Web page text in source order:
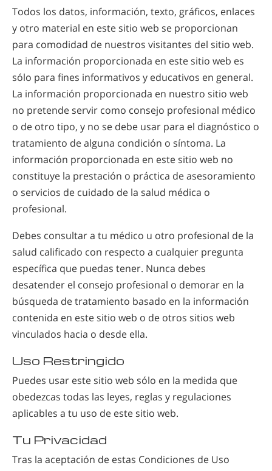
Todos los datos, información, texto, gráficos, enlaces
y otro material en este sitio web se proporcionan
para comodidad de nuestros visitantes del sitio web.
La información proporcionada en este sitio web es
sólo para fines informativos y educativos en general.
La información proporcionada en nuestro sitio web
no pretende servir como consejo profesional médico
o de otro tipo, y no se debe usar para el diagnóstico o
tratamiento de alguna condición o síntoma. La
información proporcionada en este sitio web no
constituye la prestación o práctica de asesoramiento
o servicios de cuidado de la salud médica o
profesional.
Debes consultar a tu médico u otro profesional de la
salud calificado con respecto a cualquier pregunta
específica que puedas tener. Nunca debes
desatender el consejo profesional o demorar en la
búsqueda de tratamiento basado en la información
contenida en este sitio web o de otros sitios web
vinculados hacia o desde ella.
Uso Restringido
Puedes usar este sitio web sólo en la medida que
obedezcas todas las leyes, reglas y regulaciones
aplicables a tu uso de este sitio web.
Tu Privacidad
Tras la aceptación de estas Condiciones de Uso